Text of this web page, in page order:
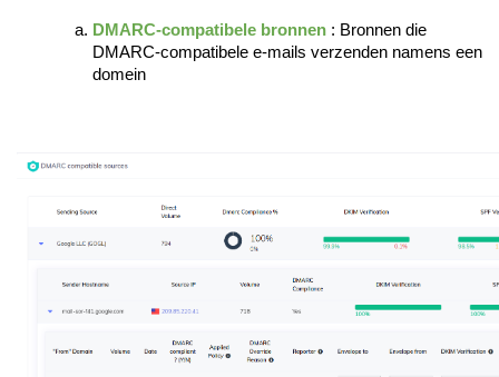
DMARC-compatibele bronnen : Bronnen die
DMARC-compatibele e-mails verzenden namens een
domein